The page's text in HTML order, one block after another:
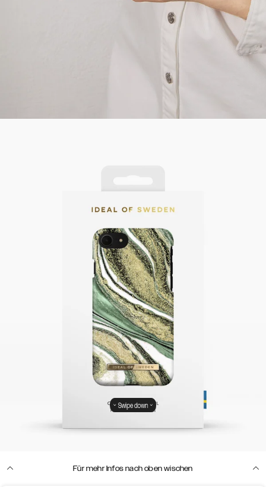
Für mehr Infos nach oben wischen
Swipe down